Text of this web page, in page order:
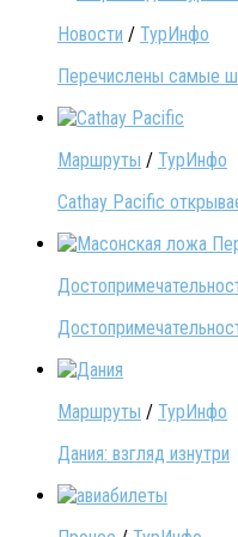
Новости / ТурИнфо
Перечислены самые
Маршруты / ТурИнфо
Cathay Pacific
Маршруты / ТурИнфо
Дания: взгляд изнутри